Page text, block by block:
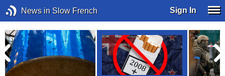
News in Slow French Sign In